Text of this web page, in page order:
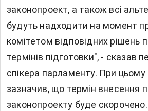
законопроект, а також всі
будуть надходити на момент
комітетом відповідних рішень
термінів підготовки", - сказав
спікера парламенту. При цьому
зазначив, що термін внесення
законопроекту буде скорочено.